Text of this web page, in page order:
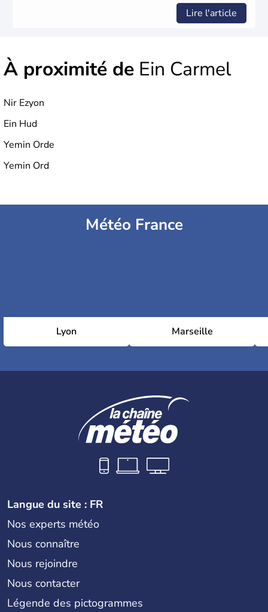
Lire l'article
À proximité de Ein Carmel
Nir Ezyon
Ein Hud
Yemin Orde
Yemin Ord
Météo France
Lyon Marseille
Langue du site : FR
Nos experts météo
Nous connaître
Nous rejoindre
Nous contacter
Légende des pictogrammes